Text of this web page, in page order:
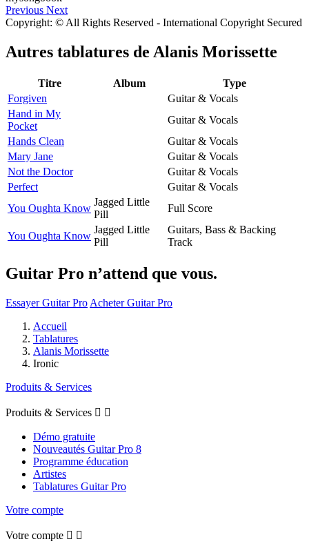
Previous Next
Copyright: © All Rights Reserved - International Copyright Secured
Autres tablatures de Alanis Morissette
Titre Album
Type
Forgiven
Guitar & Vocals
Hand in My
Pocket
Guitar & Vocals
Hands Clean
Guitar & Vocals
Mary Jane
Guitar & Vocals
Not the Doctor
Guitar & Vocals
Perfect
Guitar & Vocals
You Oughta Know
Jagged Little
Pill
Full Score
You Oughta Know
Jagged Little
Pill
Guitars, Bass & Backing
Track
Guitar Pro n’attend que vous.
Essayer Guitar Pro Acheter Guitar Pro
Accueil
Tablatures
Alanis Morissette
Ironic
Produits & Services
Produits & Services  
Démo gratuite
Nouveautés Guitar Pro 8
Programme éducation
Artistes
Tablatures Guitar Pro
Votre compte
Votre compte  